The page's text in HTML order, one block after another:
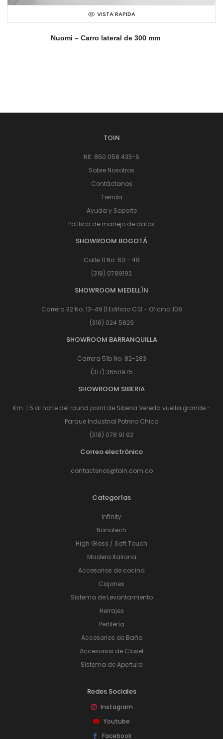
VISTA RAPIDA
Nuomi – Carro lateral de 300 mm
TOIN
Nit: 860.058.433-6
Sobre Nosotros
Contáctanos
Tienda
Ayuda y Soporte
Política de manejo de datos
SHOWROOM BOGOTÁ
Calle 11 No. 60 - 48
(318) 0789192
SHOWROOM MEDELLÍN
Carrera 32 No. 13-49 || Edificio C13 - Oficina 108
(316) 024 5829
SHOWROOM BARRANQUILLA
Carrera 51b No. 82-283
(317) 3650975
SHOWROOM SIBERIA
Km. 1.5 al norte del round point de Siberia Vereda vuelta grande -
Parque Industrial Potrero Chico
(318) 078 91 92
Correo electrónico
contactenos@toin.com.co
Categorías
Infinity
Nanotech
High Gloss / Soft Touch
Madera Italiana
Accesorios de cocina
Cajones
Sistema de Levantamiento
Herrajes
Perfilería
Accesorios de Baño
Accesorios de Closet
Sistema de Apertura
Redes Sociales
Instagram
Youtube
Facebook